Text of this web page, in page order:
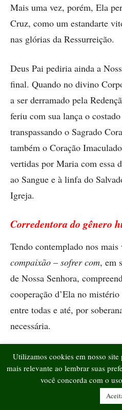
Mais uma vez, porém, Ela
Cruz, como um estandarte
nas glórias da Ressurreição.
Deus Pai pediria ainda a
final. Quando no divino
a ser derramado pela
feriu com sua lança o
transpassando o Sagrado
também o Coração
vertidas por Maria com essa
ao Sangue e à linfa do
Igreja.
Corredentora do gênero
Tendo contemplado nos mais
compaixão – sofrer com, em
de Nossa Senhora,
cooperação d’Ela no
entre todas e até, por
necessária.
A Cruz, consolo para os
foi a maior dor de Maria. Se
Senhora não sofreu
corpo virginal, sem atentar
Utilizamos cookies em nosso site
mais relevante ao lembrar suas
você concorda com o